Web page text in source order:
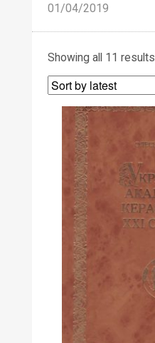
01/04/2019
Showing all 11 results